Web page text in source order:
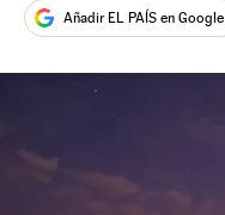
Añadir EL PAÍS en Google